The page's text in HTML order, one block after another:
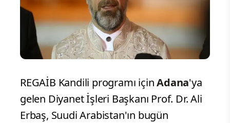
REGAİB Kandili programı içinAdana'ya
gelen Diyanet İşleri Başkanı Prof. Dr. Ali
Erbaş, Suudi Arabistan'ın bugün